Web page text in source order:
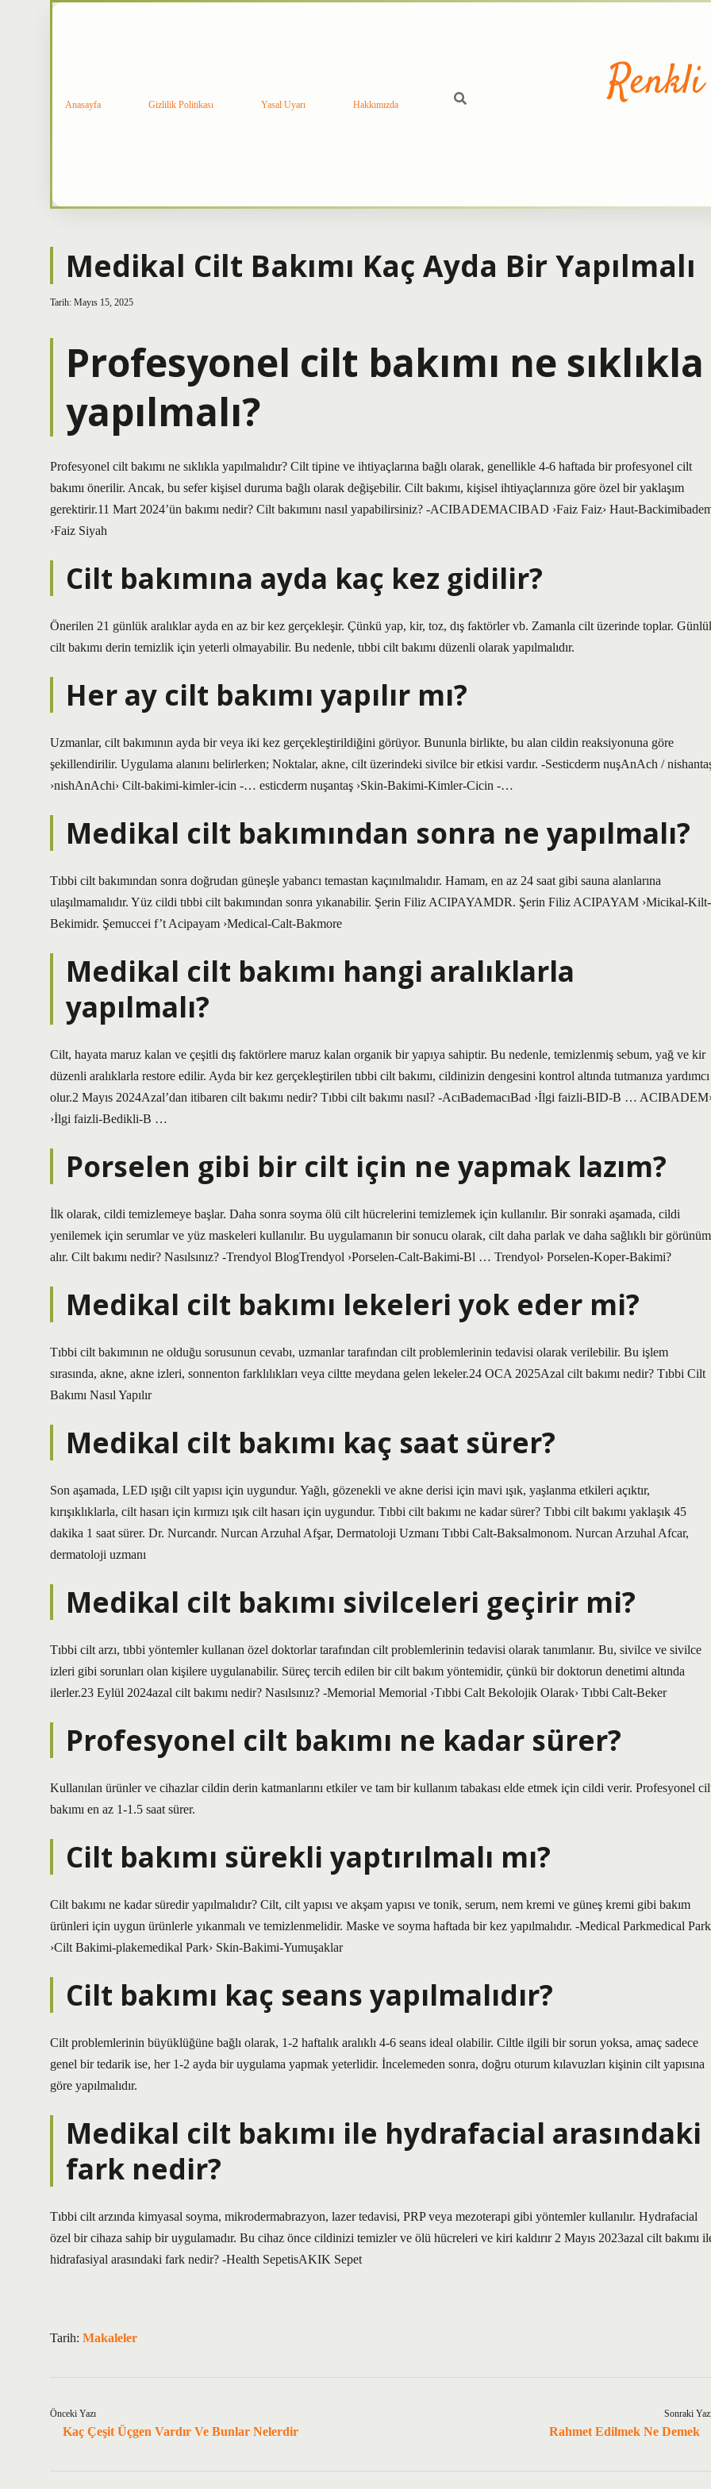
Anasayfa Gizlilik Politikası Yasal Uyarı Hakkımızda
Medikal Cilt Bakımı Kaç Ayda Bir Yapılmalı
Tarih: Mayıs 15, 2025
Profesyonel cilt bakımı ne sıklıkla
yapılmalı?
Profesyonel cilt bakımı ne sıklıkla yapılmalıdır? Cilt tipine ve ihtiyaçlarına bağlı olarak, genellikle 4-6 haftada bir profesyonel cilt
bakımı önerilir. Ancak, bu sefer kişisel duruma bağlı olarak değişebilir. Cilt bakımı, kişisel ihtiyaçlarınıza göre özel bir yaklaşım
gerektirir.11 Mart 2024’ün bakımı nedir? Cilt bakımını nasıl yapabilirsiniz? -ACIBADEMACIBAD ›Faiz Faiz› Haut-
›Faiz Siyah
Cilt bakımına ayda kaç kez gidilir?
Önerilen 21 günlük aralıklar ayda en az bir kez gerçekleşir. Çünkü yap, kir, toz, dış faktörler vb. Zamanla cilt üzerinde toplar.
cilt bakımı derin temizlik için yeterli olmayabilir. Bu nedenle, tıbbi cilt bakımı düzenli olarak yapılmalıdır.
Her ay cilt bakımı yapılır mı?
Uzmanlar, cilt bakımının ayda bir veya iki kez gerçekleştirildiğini görüyor. Bununla birlikte, bu alan cildin reaksiyonuna göre
şekillendirilir. Uygulama alanını belirlerken; Noktalar, akne, cilt üzerindeki sivilce bir etkisi vardır. -Sesticderm nuşAnAch /
›nishAnAchi› Cilt-bakimi-kimler-icin -… esticderm nuşantaş ›Skin-Bakimi-Kimler-Cicin -…
Medikal cilt bakımından sonra ne yapılmalı?
Tıbbi cilt bakımından sonra doğrudan güneşle yabancı temastan kaçınılmalıdır. Hamam, en az 24 saat gibi sauna alanlarına
ulaşılmamalıdır. Yüz cildi tıbbi cilt bakımından sonra yıkanabilir. Şerin Filiz ACIPAYAMDR. Şerin Filiz ACIPAYAM ›Micikal-Kilt-
Bekimidr. Şemuccei f’t Acipayam ›Medical-Calt-Bakmore
Medikal cilt bakımı hangi aralıklarla
yapılmalı?
Cilt, hayata maruz kalan ve çeşitli dış faktörlere maruz kalan organik bir yapıya sahiptir. Bu nedenle, temizlenmiş sebum, yağ ve kir
düzenli aralıklarla restore edilir. Ayda bir kez gerçekleştirilen tıbbi cilt bakımı, cildinizin dengesini kontrol altında tutmanıza yardımcı
olur.2 Mayıs 2024Azal’dan itibaren cilt bakımı nedir? Tıbbi cilt bakımı nasıl? -AcıBademacıBad ›İlgi faizli-BID-B …
›İlgi faizli-Bedikli-B …
Porselen gibi bir cilt için ne yapmak lazım?
İlk olarak, cildi temizlemeye başlar. Daha sonra soyma ölü cilt hücrelerini temizlemek için kullanılır. Bir sonraki aşamada, cildi
yenilemek için serumlar ve yüz maskeleri kullanılır. Bu uygulamanın bir sonucu olarak, cilt daha parlak ve daha sağlıklı bir görünüm
alır. Cilt bakımı nedir? Nasılsınız? -Trendyol BlogTrendyol ›Porselen-Calt-Bakimi-Bl … Trendyol› Porselen-Koper-Bakimi?
Medikal cilt bakımı lekeleri yok eder mi?
Tıbbi cilt bakımının ne olduğu sorusunun cevabı, uzmanlar tarafından cilt problemlerinin tedavisi olarak verilebilir. Bu işlem
sırasında, akne, akne izleri, sonnenton farklılıkları veya ciltte meydana gelen lekeler.24 OCA 2025Azal cilt bakımı nedir? Tıbbi Cilt
Bakımı Nasıl Yapılır
Medikal cilt bakımı kaç saat sürer?
Son aşamada, LED ışığı cilt yapısı için uygundur. Yağlı, gözenekli ve akne derisi için mavi ışık, yaşlanma etkileri açıktır,
kırışıklıklarla, cilt hasarı için kırmızı ışık cilt hasarı için uygundur. Tıbbi cilt bakımı ne kadar sürer? Tıbbi cilt bakımı yaklaşık 45
dakika 1 saat sürer. Dr. Nurcandr. Nurcan Arzuhal Afşar, Dermatoloji Uzmanı Tıbbi Calt-Baksalmonom. Nurcan Arzuhal Afcar,
dermatoloji uzmanı
Medikal cilt bakımı sivilceleri geçirir mi?
Tıbbi cilt arzı, tıbbi yöntemler kullanan özel doktorlar tarafından cilt problemlerinin tedavisi olarak tanımlanır. Bu, sivilce ve sivilce
izleri gibi sorunları olan kişilere uygulanabilir. Süreç tercih edilen bir cilt bakım yöntemidir, çünkü bir doktorun denetimi altında
ilerler.23 Eylül 2024azal cilt bakımı nedir? Nasılsınız? -Memorial Memorial ›Tıbbi Calt Bekolojik Olarak› Tıbbi Calt-Beker
Profesyonel cilt bakımı ne kadar sürer?
Kullanılan ürünler ve cihazlar cildin derin katmanlarını etkiler ve tam bir kullanım tabakası elde etmek için cildi verir. Profesyonel
bakımı en az 1-1.5 saat sürer.
Cilt bakımı sürekli yaptırılmalı mı?
Cilt bakımı ne kadar süredir yapılmalıdır? Cilt, cilt yapısı ve akşam yapısı ve tonik, serum, nem kremi ve güneş kremi gibi bakım
ürünleri için uygun ürünlerle yıkanmalı ve temizlenmelidir. Maske ve soyma haftada bir kez yapılmalıdır. -Medical Parkmedical Park
›Cilt Bakimi-plakemedikal Park› Skin-Bakimi-Yumuşaklar
Cilt bakımı kaç seans yapılmalıdır?
Cilt problemlerinin büyüklüğüne bağlı olarak, 1-2 haftalık aralıklı 4-6 seans ideal olabilir. Ciltle ilgili bir sorun yoksa, amaç sadece
genel bir tedarik ise, her 1-2 ayda bir uygulama yapmak yeterlidir. İncelemeden sonra, doğru oturum kılavuzları kişinin cilt yapısına
göre yapılmalıdır.
Medikal cilt bakımı ile hydrafacial arasındaki
fark nedir?
Tıbbi cilt arzında kimyasal soyma, mikrodermabrazyon, lazer tedavisi, PRP veya mezoterapi gibi yöntemler kullanılır. Hydrafacial
özel bir cihaza sahip bir uygulamadır. Bu cihaz önce cildinizi temizler ve ölü hücreleri ve kiri kaldırır 2 Mayıs 2023azal cilt bakımı
hidrafasiyal arasındaki fark nedir? -Health SepetisAKIK Sepet
Tarih: Makaleler
Önceki Yazı
Kaç Çeşit Üçgen Vardır Ve Bunlar Nelerdir
Sonraki
Rahmet Edilmek Ne Demek